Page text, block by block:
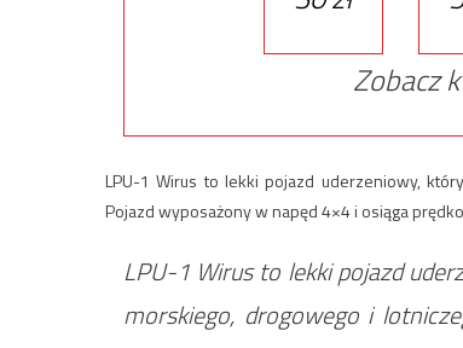
Zobacz
LPU-1 Wirus to lekki pojazd uderzeniowy,
Pojazd wyposażony w napęd 4×4 i osiąga
LPU-1 Wirus to lekki pojazd
morskiego, drogowego i